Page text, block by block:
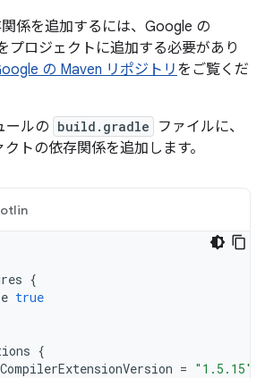
係を追加するには、Google の
プロジェクトに追加する必要があり
の Maven リポジトリ をご覧くだ
ールの build.gradle
ファイルに、
トの依存関係を追加します。
{
true
{
= "1.5.15"